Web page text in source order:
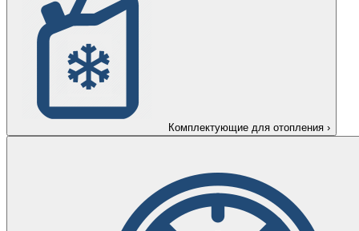
Комплектующие для отопления ›